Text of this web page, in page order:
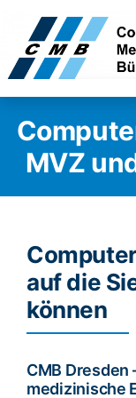
Inhalt
springen
MVZ
auf die
können
CMB Dresden
medizinische